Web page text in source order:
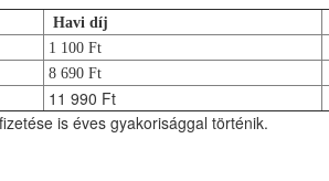
Havi díj
1 100 Ft
8 690 Ft
11 990 Ft
is éves gyakorisággal történik.